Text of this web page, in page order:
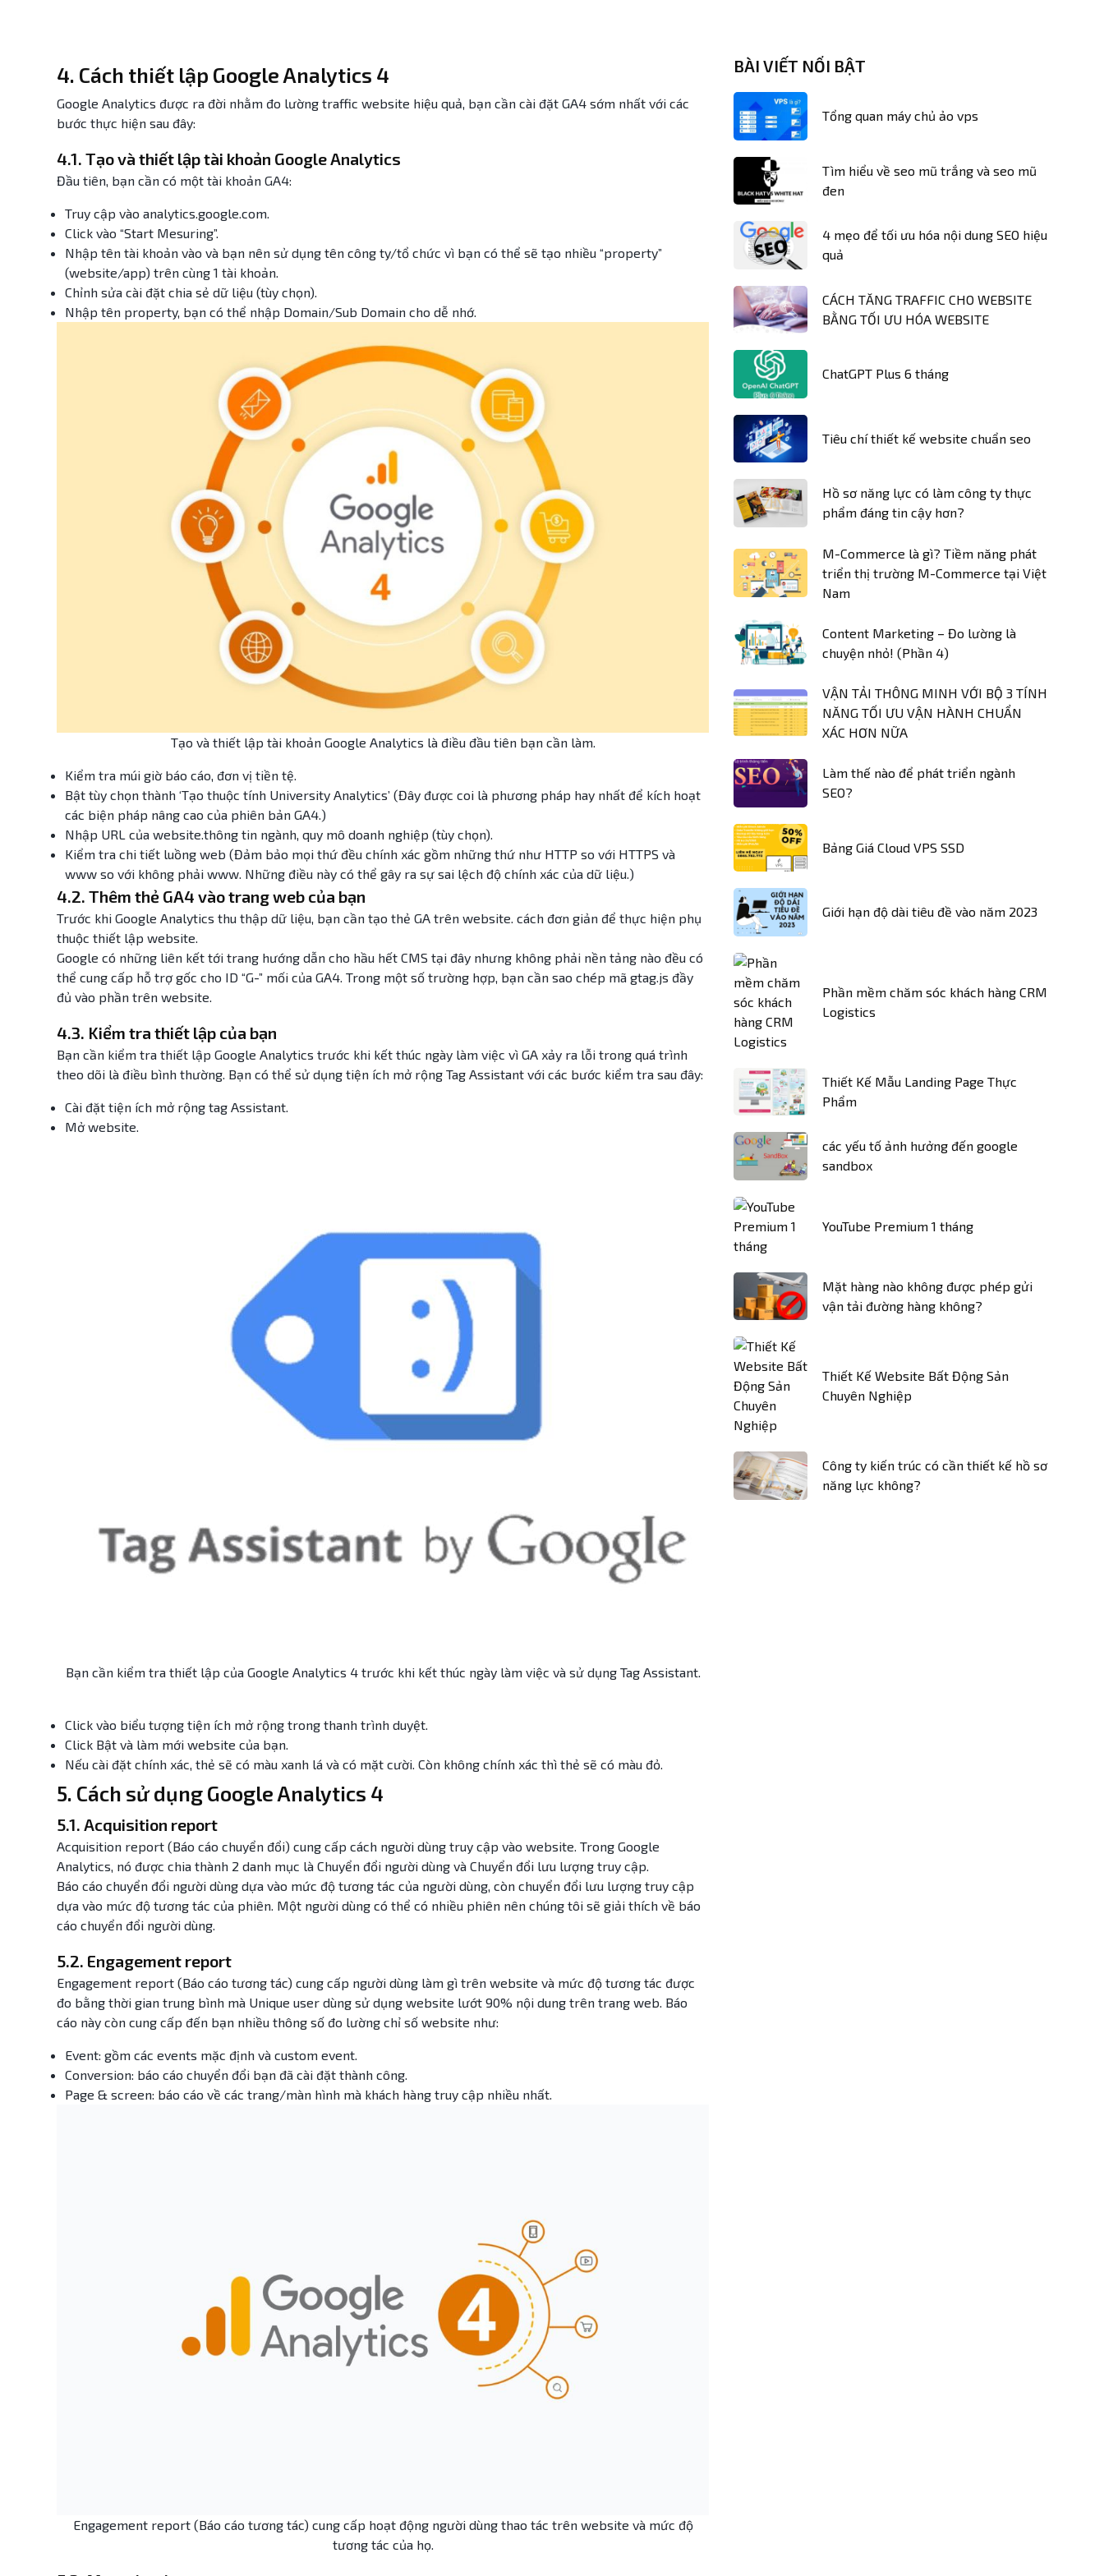
4. Cách thiết lập Google Analytics 4
Google Analytics được ra đời nhằm đo lường traffic website hiệu quả, bạn cần cài đặt GA4 sớm nhất với các
bước thực hiện sau đây:
4.1. Tạo và thiết lập tài khoản Google Analytics
Đầu tiên, bạn cần có một tài khoản GA4:
Truy cập vào analytics.google.com.
Click vào “Start Mesuring”.
Nhập tên tài khoản vào và bạn nên sử dụng tên công ty/tổ chức vì bạn có thể sẽ tạo nhiều “property”
(website/app) trên cùng 1 tài khoản.
Chỉnh sửa cài đặt chia sẻ dữ liệu (tùy chọn).
Nhập tên property, bạn có thể nhập Domain/Sub Domain cho dễ nhớ.
Tạo và thiết lập tài khoản Google Analytics là điều đầu tiên bạn cần làm.
Kiểm tra múi giờ báo cáo, đơn vị tiền tệ.
Bật tùy chọn thành ‘Tạo thuộc tính University Analytics’ (Đây được coi là phương pháp hay nhất để kích hoạt
các biện pháp nâng cao của phiên bản GA4.)
Nhập URL của website.thông tin ngành, quy mô doanh nghiệp (tùy chọn).
Kiểm tra chi tiết luồng web (Đảm bảo mọi thứ đều chính xác gồm những thứ như HTTP so với HTTPS và
www so với không phải www. Những điều này có thể gây ra sự sai lệch độ chính xác của dữ liệu.)
4.2. Thêm thẻ GA4 vào trang web của bạn
Trước khi Google Analytics thu thập dữ liệu, bạn cần tạo thẻ GA trên website. cách đơn giản để thực hiện phụ
thuộc thiết lập website.
Google có những liên kết tới trang hướng dẫn cho hầu hết CMS tại đây nhưng không phải nền tảng nào đều có
thể cung cấp hỗ trợ gốc cho ID “G-” mối của GA4. Trong một số trường hợp, bạn cần sao chép mã gtag.js đầy
đủ vào phần trên website.
4.3. Kiểm tra thiết lập của bạn
Bạn cần kiểm tra thiết lập Google Analytics trước khi kết thúc ngày làm việc vì GA xảy ra lỗi trong quá trình
theo dõi là điều bình thường. Bạn có thể sử dụng tiện ích mở rộng Tag Assistant với các bước kiểm tra sau đây:
Cài đặt tiện ích mở rộng tag Assistant.
Mở website.
Bạn cần kiểm tra thiết lập của Google Analytics 4 trước khi kết thúc ngày làm việc và sử dụng Tag Assistant.
Click vào biểu tượng tiện ích mở rộng trong thanh trình duyệt.
Click Bật và làm mới website của bạn.
Nếu cài đặt chính xác, thẻ sẽ có màu xanh lá và có mặt cười. Còn không chính xác thì thẻ sẽ có màu đỏ.
5. Cách sử dụng Google Analytics 4
5.1. Acquisition report
Acquisition report (Báo cáo chuyển đổi) cung cấp cách người dùng truy cập vào website. Trong Google
Analytics, nó được chia thành 2 danh mục là Chuyển đổi người dùng và Chuyển đổi lưu lượng truy cập.
Báo cáo chuyển đổi người dùng dựa vào mức độ tương tác của người dùng, còn chuyển đổi lưu lượng truy cập
dựa vào mức độ tương tác của phiên. Một người dùng có thể có nhiều phiên nên chúng tôi sẽ giải thích về báo
cáo chuyển đổi người dùng.
5.2. Engagement report
Engagement report (Báo cáo tương tác) cung cấp người dùng làm gì trên website và mức độ tương tác được
đo bằng thời gian trung bình mà Unique user dùng sử dụng website lướt 90% nội dung trên trang web. Báo
cáo này còn cung cấp đến bạn nhiều thông số đo lường chỉ số website như:
Event: gồm các events mặc định và custom event.
Conversion: báo cáo chuyển đổi bạn đã cài đặt thành công.
Page & screen: báo cáo về các trang/màn hình mà khách hàng truy cập nhiều nhất.
Engagement report (Báo cáo tương tác) cung cấp hoạt động người dùng thao tác trên website và mức độ
tương tác của họ.
BÀI VIẾT NỔI BẬT
Tổng quan máy chủ ảo vps
Tìm hiểu về seo mũ trắng và seo mũ
đen
4 mẹo để tối ưu hóa nội dung SEO hiệu
quả
CÁCH TĂNG TRAFFIC CHO WEBSITE
BẰNG TỐI ƯU HÓA WEBSITE
ChatGPT Plus 6 tháng
Tiêu chí thiết kế website chuẩn seo
Hồ sơ năng lực có làm công ty thực
phẩm đáng tin cậy hơn?
M-Commerce là gì? Tiềm năng phát
triển thị trường M-Commerce tại Việt
Nam
Content Marketing – Đo lường là
chuyện nhỏ! (Phần 4)
VẬN TẢI THÔNG MINH VỚI BỘ 3 TÍNH
NĂNG TỐI ƯU VẬN HÀNH CHUẨN
XÁC HƠN NỮA
Làm thế nào để phát triển ngành
SEO?
Bảng Giá Cloud VPS SSD
Giới hạn độ dài tiêu đề vào năm 2023
Phần mềm chăm sóc khách hàng CRM
Logistics
Thiết Kế Mẫu Landing Page Thực
Phẩm
các yếu tố ảnh hưởng đến google
sandbox
YouTube Premium 1 tháng
Mặt hàng nào không được phép gửi
vận tải đường hàng không?
Thiết Kế Website Bất Động Sản
Chuyên Nghiệp
Công ty kiến trúc có cần thiết kế hồ sơ
năng lực không?